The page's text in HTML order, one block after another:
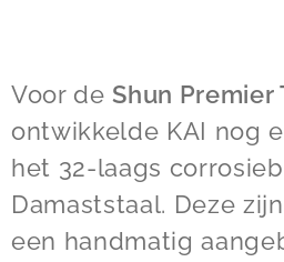
Voor deShun Premier
ontwikkelde KAI nog
het 32-laags
Damaststaal. Deze
een handmatig